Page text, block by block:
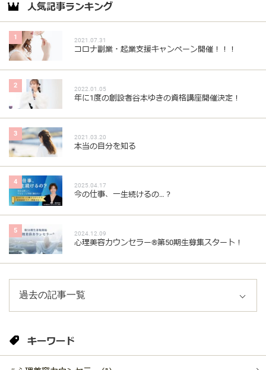
人気記事ランキング
1 2021.07.31
コロナ副業・起業支援キャンペーン開催！！！
2 2022.01.05
年に1度の創設者谷本ゆきの資格講座開催決定！
3 2021.03.20
本当の自分を知る
4 2025.04.17
今の仕事、一生続けるの…？
5 2024.12.09
心理美容カウンセラー®︎第50期生募集スタート！
キーワード